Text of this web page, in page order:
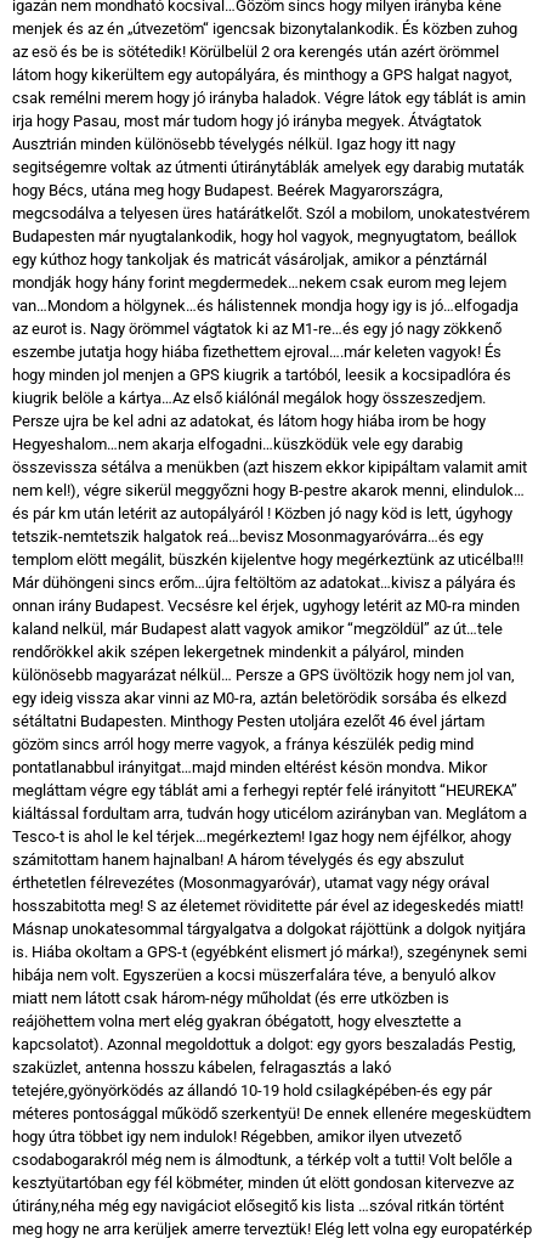
igazán nem mondható kocsival…Gözöm sincs hogy milyen irányba kéne
menjek és az én „útvezetöm“ igencsak bizonytalankodik. És közben zuhog
az esö és be is sötétedik! Körülbelül 2 ora kerengés után azért örömmel
látom hogy kikerültem egy autopályára, és minthogy a GPS halgat nagyot,
csak remélni merem hogy jó irányba haladok. Végre látok egy táblát is amin
irja hogy Pasau, most már tudom hogy jó irányba megyek. Átvágtatok
Ausztrián minden különösebb tévelygés nélkül. Igaz hogy itt nagy
segitségemre voltak az útmenti útiránytáblák amelyek egy darabig mutaták
hogy Bécs, utána meg hogy Budapest. Beérek Magyarországra,
megcsodálva a telyesen üres határátkelőt. Szól a mobilom, unokatestvérem
Budapesten már nyugtalankodik, hogy hol vagyok, megnyugtatom, beállok
egy kúthoz hogy tankoljak és matricát vásároljak, amikor a pénztárnál
mondják hogy hány forint megdermedek…nekem csak eurom meg lejem
van…Mondom a hölgynek…és hálistennek mondja hogy igy is jó…elfogadja
az eurot is. Nagy örömmel vágtatok ki az M1-re…és egy jó nagy zökkenő
eszembe jutatja hogy hiába fizethettem ejroval….már keleten vagyok! És
hogy minden jol menjen a GPS kiugrik a tartóból, leesik a kocsipadlóra és
kiugrik belöle a kártya…Az első kiálónál megálok hogy összeszedjem.
Persze ujra be kel adni az adatokat, és látom hogy hiába irom be hogy
Hegyeshalom…nem akarja elfogadni…küszködük vele egy darabig
összevissza sétálva a menükben (azt hiszem ekkor kipipáltam valamit amit
nem kel!), végre sikerül meggyőzni hogy B-pestre akarok menni, elindulok…
és pár km után letérit az autopályáról ! Közben jó nagy köd is lett, úgyhogy
tetszik-nemtetszik halgatok reá…bevisz Mosonmagyaróvárra…és egy
templom elött megálit, büszkén kijelentve hogy megérkeztünk az uticélba!!!
Már dühöngeni sincs erőm…újra feltöltöm az adatokat…kivisz a pályára és
onnan irány Budapest. Vecsésre kel érjek, ugyhogy letérit az M0-ra minden
kaland nelkül, már Budapest alatt vagyok amikor “megzöldül” az út…tele
rendőrökkel akik szépen lekergetnek mindenkit a pályárol, minden
különösebb magyarázat nélkül… Persze a GPS üvöltözik hogy nem jol van,
egy ideig vissza akar vinni az M0-ra, aztán beletörödik sorsába és elkezd
sétáltatni Budapesten. Minthogy Pesten utoljára ezelőt 46 ével jártam
gözöm sincs arról hogy merre vagyok, a fránya készülék pedig mind
pontatlanabbul irányitgat…majd minden eltérést késön mondva. Mikor
megláttam végre egy táblát ami a ferhegyi reptér felé irányitott “HEUREKA”
kiáltással fordultam arra, tudván hogy uticélom azirányban van. Meglátom a
Tesco-t is ahol le kel térjek…megérkeztem! Igaz hogy nem éjfélkor, ahogy
számitottam hanem hajnalban! A három tévelygés és egy abszulut
érthetetlen félrevezétes (Mosonmagyaróvár), utamat vagy négy orával
hosszabitotta meg! S az életemet röviditette pár ével az idegeskedés miatt!
Másnap unokatesommal tárgyalgatva a dolgokat rájöttünk a dolgok nyitjára
is. Hiába okoltam a GPS-t (egyébként elismert jó márka!), szegénynek semi
hibája nem volt. Egyszerüen a kocsi müszerfalára téve, a benyuló alkov
miatt nem látott csak három-négy műholdat (és erre utközben is
reájöhettem volna mert elég gyakran óbégatott, hogy elvesztette a
kapcsolatot). Azonnal megoldottuk a dolgot: egy gyors beszaladás Pestig,
szaküzlet, antenna hosszu kábelen, felragasztás a lakó
tetejére,gyönyörködés az állandó 10-19 hold csilagképében-és egy pár
méteres pontosággal működő szerkentyü! De ennek ellenére megesküdtem
hogy útra többet igy nem indulok! Régebben, amikor ilyen utvezető
csodabogarakról még nem is álmodtunk, a térkép volt a tutti! Volt belőle a
kesztyütartóban egy fél köbméter, minden út elött gondosan kitervezve az
útirány,néha még egy navigáciot elősegitő kis lista …szóval ritkán történt
meg hogy ne arra kerüljek amerre terveztük! Elég lett volna egy europatérkép